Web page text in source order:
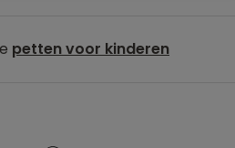
petten voor kinderen